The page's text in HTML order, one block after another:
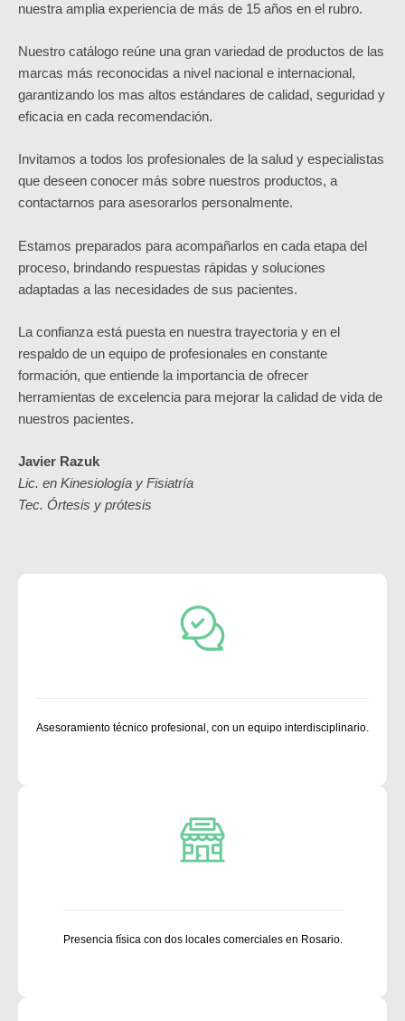
nuestra amplia experiencia de más de 15 años en el rubro.
Nuestro catálogo reúne una gran variedad de productos de las
marcas más reconocidas a nivel nacional e internacional,
garantizando los mas altos estándares de calidad, seguridad y
eficacia en cada recomendación.
Invitamos a todos los profesionales de la salud y especialistas
que deseen conocer más sobre nuestros productos, a
contactarnos para asesorarlos personalmente.
Estamos preparados para acompañarlos en cada etapa del
proceso, brindando respuestas rápidas y soluciones
adaptadas a las necesidades de sus pacientes.
La confianza está puesta en nuestra trayectoria y en el
respaldo de un equipo de profesionales en constante
formación, que entiende la importancia de ofrecer
herramientas de excelencia para mejorar la calidad de vida de
nuestros pacientes.
Javier Razuk
Lic. en Kinesiología y Fisiatría
Tec. Órtesis y prótesis
Asesoramiento técnico profesional, con un equipo interdisciplinario.
Presencia física con dos locales comerciales en Rosario.